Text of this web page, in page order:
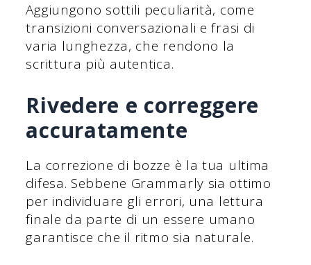
Aggiungono sottili peculiarità, come
transizioni conversazionali e frasi di
varia lunghezza, che rendono la
scrittura più autentica.
Rivedere e correggere
accuratamente
La correzione di bozze è la tua ultima
difesa. Sebbene Grammarly sia ottimo
per individuare gli errori, una lettura
finale da parte di un essere umano
garantisce che il ritmo sia naturale.